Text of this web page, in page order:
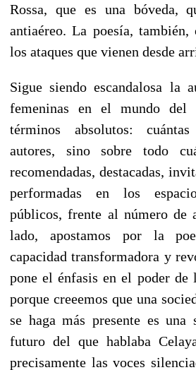
Rossa, que es una bóveda,
antiaéreo. La poesía, también,
los ataques que vienen desde
Sigue siendo escandalosa la
femeninas en el mundo
términos absolutos:
autores, sino sobre todo
recomendadas, destacadas,
performadas en los
públicos, frente al número de
lado, apostamos por la
capacidad transformadora y
pone el énfasis en el poder de
porque creeemos que una
se haga más presente es una
futuro del que hablaba
precisamente las voces